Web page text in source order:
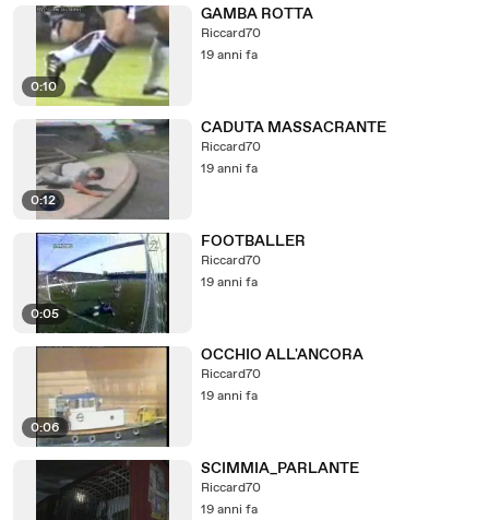
0:10
GAMBA ROTTA
Riccard70
19 anni fa
0:12
CADUTA MASSACRANTE
Riccard70
19 anni fa
0:05
FOOTBALLER
Riccard70
19 anni fa
0:06
OCCHIO ALL'ANCORA
Riccard70
19 anni fa
SCIMMIA_PARLANTE
Riccard70
19 anni fa